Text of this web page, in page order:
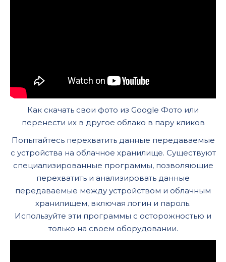
Как скачать свои фото из Google Фото или
перенести их в другое облако в пару кликов
Попытайтесь перехватить данные передаваемые
с устройства на облачное хранилище. Существуют
специализированные программы, позволяющие
перехватить и анализировать данные
передаваемые между устройством и облачным
хранилищем, включая логин и пароль.
Используйте эти программы с осторожностью и
только на своем оборудовании.